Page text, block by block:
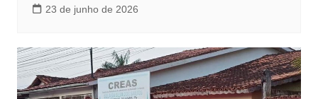
23 de junho de 2026